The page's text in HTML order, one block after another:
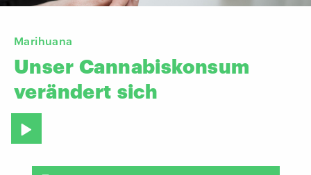
Marihuana
Unser Cannabiskonsum
verändert sich